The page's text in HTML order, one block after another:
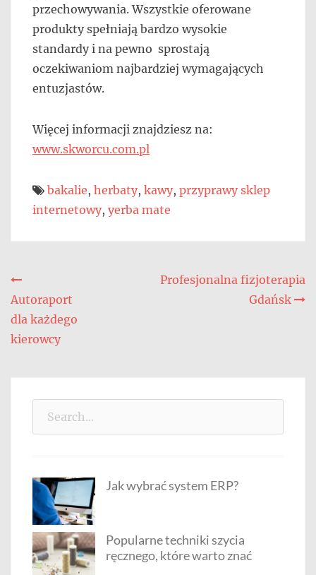
przechowywania. Wszystkie oferowane
produkty spełniają bardzo wysokie
standardy i na pewno sprostają
oczekiwaniom najbardziej wymagających
entuzjastów.
Więcej informacji znajdziesz na:
www.skworcu.com.pl
bakalie, herbaty, kawy, przyprawy sklep
internetowy, yerba mate
Nawigacja
wpisu
Autoraport
dla każdego
kierowcy
Profesjonalna fizjoterapia
Gdańsk
Jak wybrać system ERP?
Popularne techniki szycia
ręcznego, które warto znać